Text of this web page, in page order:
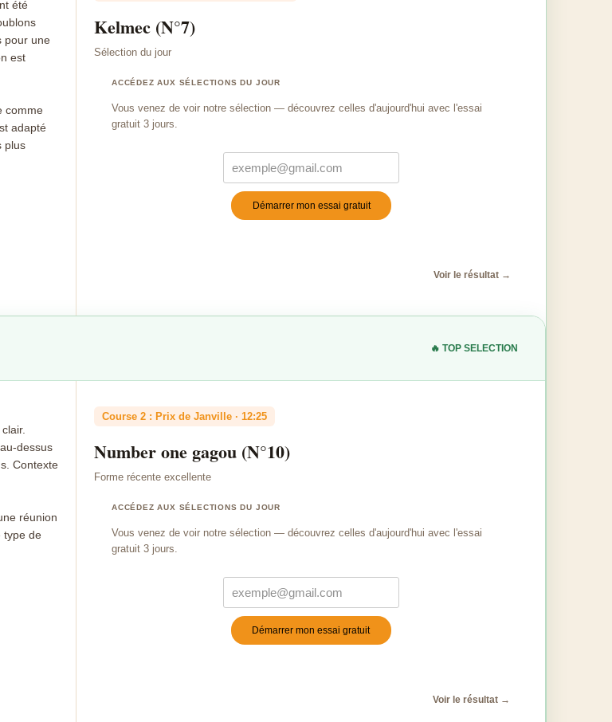
été
pour une
est
comme
adapté
plus
Kelmec (N°7)
Sélection du jour
ACCÉDEZ AUX SÉLECTIONS DU JOUR
Vous venez de voir notre sélection — découvrez celles d'aujourd'hui avec l'essai
gratuit 3 jours.
Démarrer mon essai gratuit
Voir le résultat →
🔥 TOP SELECTION
dessus
Contexte
réunion
type de
Course 2 : Prix de Janville · 12:25
Number one gagou (N°10)
Forme récente excellente
ACCÉDEZ AUX SÉLECTIONS DU JOUR
Vous venez de voir notre sélection — découvrez celles d'aujourd'hui avec l'essai
gratuit 3 jours.
Démarrer mon essai gratuit
Voir le résultat →